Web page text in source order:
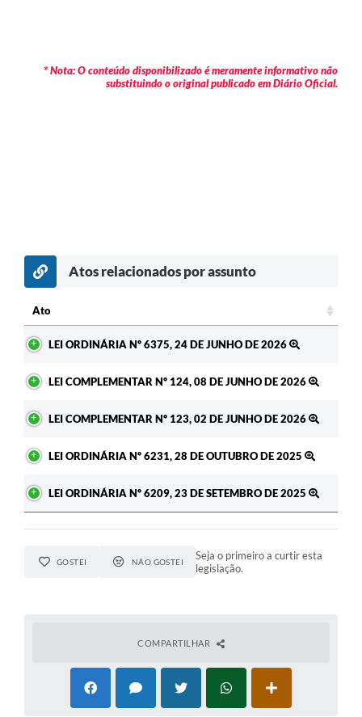
* Nota: O conteúdo disponibilizado é meramente informativo não
substituindo o original publicado em Diário Oficial.
Atos relacionados por assunto
Ato
LEI ORDINÁRIA Nº 6375, 24 DE JUNHO DE 2026
LEI COMPLEMENTAR Nº 124, 08 DE JUNHO DE 2026
LEI COMPLEMENTAR Nº 123, 02 DE JUNHO DE 2026
LEI ORDINÁRIA Nº 6231, 28 DE OUTUBRO DE 2025
LEI ORDINÁRIA Nº 6209, 23 DE SETEMBRO DE 2025
GOSTEI NÃO GOSTEI
Seja o primeiro a curtir esta
legislação.
COMPARTILHAR